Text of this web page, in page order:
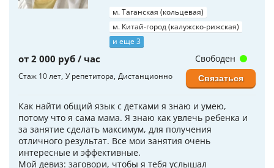
м. Таганская (кольцевая)
м. Китай-город (калужско-рижская)
и еще 3
от 2 000 руб / час
Стаж 10 лет У репетитора Дистанционно
Как найти общий язык с детками я знаю и умею,
потому что я сама мама. Я знаю как увлечь ребенка и
за занятие сделать максимум, для получения
отличного результат. Все мои занятия очень
интересные и эффективные.
Мой девиз: заговори, чтобы я тебя услышал
Свободен
Связаться